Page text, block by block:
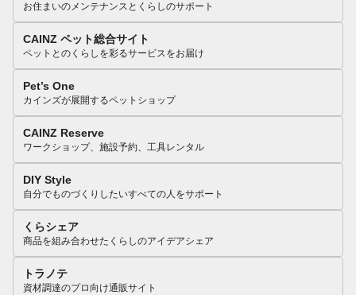
お住まいのメンテナンスとくらしのサポート
CAINZ ペット総合サイト
ペットとのくらしを彩るサービスをお届け
Pet’s One
カインズが展開するペットショップ
CAINZ Reserve
ワークショップ、施設予約、工具レンタル
DIY Style
自分でものづくりしたいすべての人をサポート
くらシェア
商品を組み合わせたくらしのアイデアシェア
トラノテ
資材調達のプロ向け通販サイト